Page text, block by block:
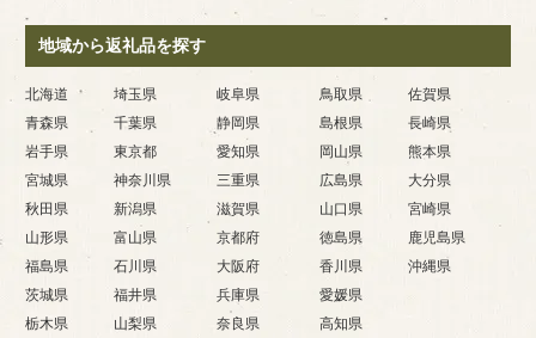
地域から返礼品を探す
北海道
青森県
岩手県
宮城県
秋田県
山形県
福島県
茨城県
栃木県
埼玉県
千葉県
東京都
神奈川県
新潟県
富山県
石川県
福井県
山梨県
岐阜県
静岡県
愛知県
三重県
滋賀県
京都府
大阪府
兵庫県
奈良県
鳥取県
島根県
岡山県
広島県
山口県
徳島県
香川県
愛媛県
高知県
佐賀県
長崎県
熊本県
大分県
宮崎県
鹿児島県
沖縄県